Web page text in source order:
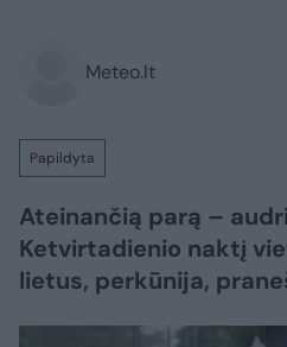
Meteo.lt
Papildyta
Ateinančią parą –
Ketvirtadienio naktį
lietus, perkūnija,